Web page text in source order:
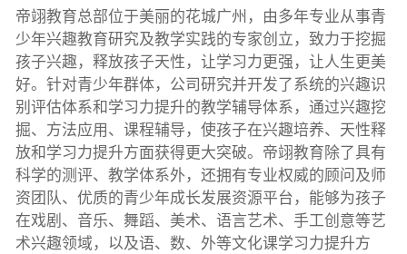
帝翊教育总部位于美丽的花城广州，由多年专业从事青
少年兴趣教育研究及教学实践的专家创立，致力于挖掘
孩子兴趣，释放孩子天性，让学习力更强，让人生更美
好。针对青少年群体，公司研究并开发了系统的兴趣识
别评估体系和学习力提升的教学辅导体系，通过兴趣挖
掘、方法应用、课程辅导，使孩子在兴趣培养、天性释
放和学习力提升方面获得更大突破。帝翊教育除了具有
科学的测评、教学体系外，还拥有专业权威的顾问及师
资团队、优质的青少年成长发展资源平台，能够为孩子
在戏剧、音乐、舞蹈、美术、语言艺术、手工创意等艺
术兴趣领域，以及语、数、外等文化课学习力提升方